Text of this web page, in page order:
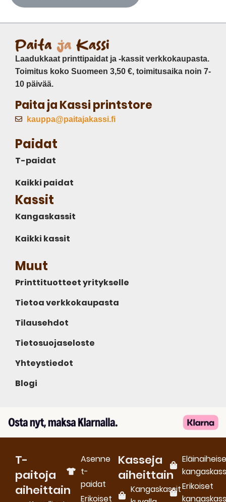
Laadukkaat printtipaidat ja -kassit verkkokaupasta.
Toimitus koko Suomeen 3,50 €, toimitusaika noin 7-
10 päivää.
Paita ja Kassi printstore
kauppa@paitajakassi.fi
Paidat
T-paidat
Kaikki paidat
Kassit
Kangaskassit
Kaikki kassit
Muut
Printtituotteet yritykselle
Tietoa verkkokaupasta
Tilausehdot
Tietosuojaseloste
Yhteystiedot
Blogi
T-
paitoja
aiheittain
Asenne
t-
paidat
Erikoiset
Kasseja
aiheittain
KangaskassitErikoiset